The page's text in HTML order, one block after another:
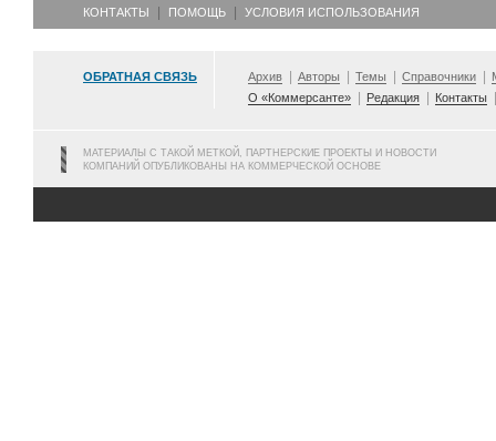
КОНТАКТЫ ПОМОЩЬ УСЛОВИЯ ИСПОЛЬЗОВАНИЯ
ОБРАТНАЯ СВЯЗЬ Архив Авторы Темы Справочники
О «Коммерсанте»
Редакция Контакты
МАТЕРИАЛЫ С ТАКОЙ МЕТКОЙ, ПАРТНЕРСКИЕ ПРОЕКТЫ И НОВОСТИ
КОМПАНИЙ ОПУБЛИКОВАНЫ НА КОММЕРЧЕСКОЙ ОСНОВЕ